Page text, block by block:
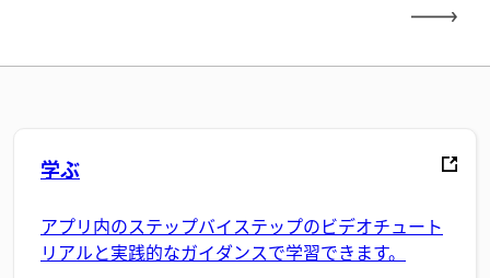
学ぶ
アプリ内のステップバイステップのビデオチュート
リアルと実践的なガイダンスで学習できます。